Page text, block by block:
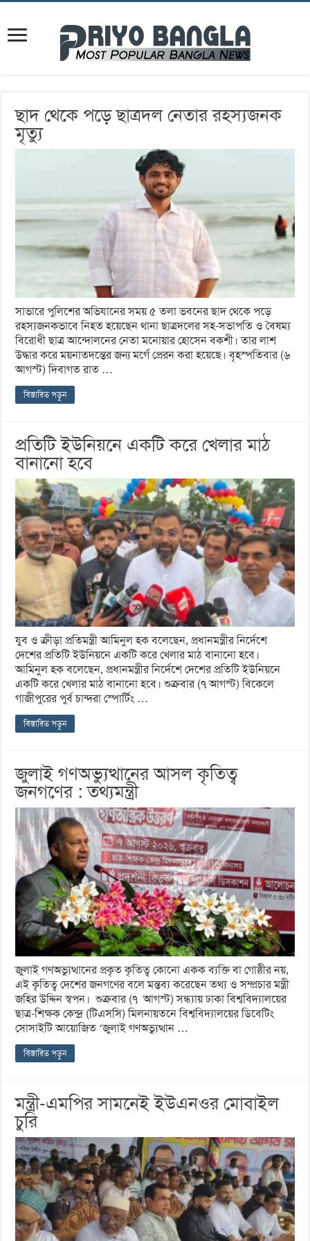
ছাদ থেকে পড়ে ছাত্রদল নেতার রহস্যজনক
মৃত্যু
সাভারে পুলিশের অভিযানের সময় ৫ তলা ভবনের ছাদ থেকে পড়ে
রহস্যজনকভাবে নিহত হয়েছেন থানা ছাত্রদলের সহ-সভাপতি ও বৈষম্য
বিরোধী ছাত্র আন্দোলনের নেতা মনোয়ার হোসেন বকশী। তার লাশ
উদ্ধার করে ময়নাতদন্তের জন্য মর্গে প্রেরন করা হয়েছে। বৃহস্পতিবার (৬
আগস্ট) দিবাগত রাত …
বিস্তারিত পড়ুন
প্রতিটি ইউনিয়নে একটি করে খেলার মাঠ
বানানো হবে
যুব ও ক্রীড়া প্রতিমন্ত্রী আমিনুল হক বলেছেন, প্রধানমন্ত্রীর নির্দেশে
দেশের প্রতিটি ইউনিয়নে একটি করে খেলার মাঠ বানানো হবে।
আমিনুল হক বলেছেন, প্রধানমন্ত্রীর নির্দেশে দেশের প্রতিটি ইউনিয়নে
একটি করে খেলার মাঠ বানানো হবে। শুক্রবার (৭ আগস্ট) বিকেলে
গাজীপুরের পুর্ব চান্দরা স্পোর্টিং …
বিস্তারিত পড়ুন
জুলাই গণঅভ্যুত্থানের আসল কৃতিত্ব
জনগণের : তথ্যমন্ত্রী
জুলাই গণঅভ্যুত্থানের প্রকৃত কৃতিত্ব কোনো একক ব্যক্তি বা গোষ্ঠীর নয়,
এই কৃতিত্ব দেশের জনগণের বলে মন্তব্য করেছেন তথ্য ও সম্প্রচার মন্ত্রী
জহির উদ্দিন স্বপন। শুক্রবার (৭ আগস্ট) সন্ধ্যায় ঢাকা বিশ্ববিদ্যালয়ের
ছাত্র-শিক্ষক কেন্দ্র (টিএসসি) মিলনায়তনে বিশ্ববিদ্যালয়ের ডিবেটিং
সোসাইটি আয়োজিত ‘জুলাই গণঅভ্যুত্থান …
বিস্তারিত পড়ুন
মন্ত্রী-এমপির সামনেই ইউএনওর মোবাইল
চুরি